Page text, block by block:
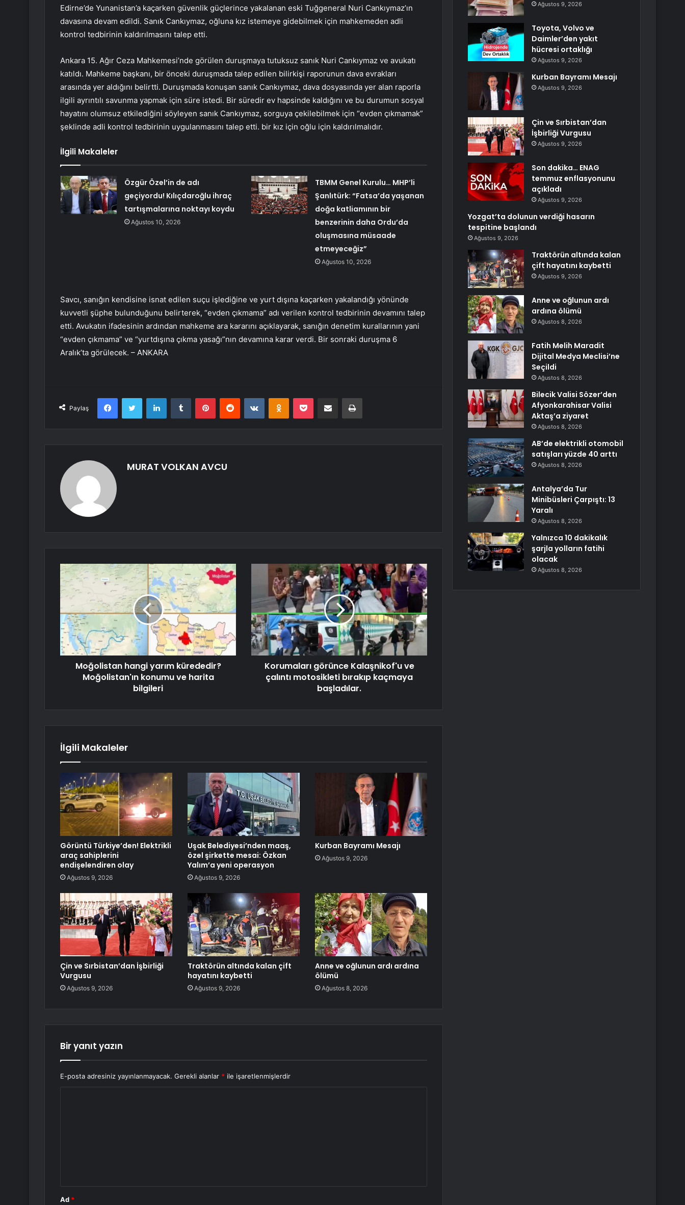
Edirne’de Yunanistan’a kaçarken güvenlik güçlerince yakalanan eski Tuğgeneral Nuri Cankıymaz’ın
davasına devam edildi. Sanık Cankıymaz, oğluna kız istemeye gidebilmek için mahkemeden adli
kontrol tedbirinin kaldırılmasını talep etti.
Ankara 15. Ağır Ceza Mahkemesi’nde görülen duruşmaya tutuksuz sanık Nuri Cankıymaz ve avukatı
katıldı. Mahkeme başkanı, bir önceki duruşmada talep edilen bilirkişi raporunun dava evrakları
arasında yer aldığını belirtti. Duruşmada konuşan sanık Cankıymaz, dava dosyasında yer alan raporla
ilgili ayrıntılı savunma yapmak için süre istedi. Bir süredir ev hapsinde kaldığını ve bu durumun sosyal
hayatını olumsuz etkilediğini söyleyen sanık Cankıymaz, sorguya çekilebilmek için “evden çıkmamak”
şeklinde adli kontrol tedbirinin uygulanmasını talep etti. bir kız için oğlu için kaldırılmalıdır.
İlgili Makaleler
Özgür Özel’in de adı
geçiyordu! Kılıçdaroğlu ihraç
tartışmalarına noktayı koydu
Ağustos 10, 2026
TBMM Genel Kurulu… MHP’li
Şanlıtürk: “Fatsa’da yaşanan
doğa katliamının bir
benzerinin daha Ordu’da
oluşmasına müsaade
etmeyeceğiz”
Ağustos 10, 2026
Savcı, sanığın kendisine isnat edilen suçu işlediğine ve yurt dışına kaçarken yakalandığı yönünde
kuvvetli şüphe bulunduğunu belirterek, “evden çıkmama” adı verilen kontrol tedbirinin devamını talep
etti. Avukatın ifadesinin ardından mahkeme ara kararını açıklayarak, sanığın denetim kurallarının yani
“evden çıkmama” ve “yurtdışına çıkma yasağı”nın devamına karar verdi. Bir sonraki duruşma 6
Aralık’ta görülecek. – ANKARA
Paylaş
FacebookTwitter LinkedInTumblr PinterestReddit VKontakteOdnoklassniki
Pocket E-Posta ile paylaş Yazdır
MURAT VOLKAN AVCU
Moğolistan hangi yarım kürededir?
Moğolistan'ın konumu ve harita
bilgileri
Korumaları görünce Kalaşnikof'u ve
çalıntı motosikleti bırakıp kaçmaya
başladılar.
İlgili Makaleler
Görüntü Türkiye’den! Elektrikli
araç sahiplerini
endişelendiren olay
Ağustos 9, 2026
Uşak Belediyesi’nden maaş,
özel şirkette mesai: Özkan
Yalım’a yeni operasyon
Ağustos 9, 2026
Kurban Bayramı Mesajı
Ağustos 9, 2026
Çin ve Sırbistan’dan İşbirliği
Vurgusu
Ağustos 9, 2026
Traktörün altında kalan çift
hayatını kaybetti
Ağustos 9, 2026
Anne ve oğlunun ardı ardına
ölümü
Ağustos 8, 2026
Bir yanıt yazın
E-posta adresiniz yayınlanmayacak. Gerekli alanlar * ile işaretlenmişlerdir
Ad *
Ağustos 9, 2026
Toyota, Volvo ve
Daimler’den yakıt
hücresi ortaklığı
Ağustos 9, 2026
Kurban Bayramı Mesajı
Ağustos 9, 2026
Çin ve Sırbistan’dan
İşbirliği Vurgusu
Ağustos 9, 2026
Son dakika… ENAG
temmuz enflasyonunu
açıkladı
Ağustos 9, 2026
Yozgat’ta dolunun verdiği hasarın
tespitine başlandı
Ağustos 9, 2026
Traktörün altında kalan
çift hayatını kaybetti
Ağustos 9, 2026
Anne ve oğlunun ardı
ardına ölümü
Ağustos 8, 2026
Fatih Melih Maradit
Dijital Medya Meclisi’ne
Seçildi
Ağustos 8, 2026
Bilecik Valisi Sözer’den
Afyonkarahisar Valisi
Aktaş’a ziyaret
Ağustos 8, 2026
AB’de elektrikli otomobil
satışları yüzde 40 arttı
Ağustos 8, 2026
Antalya’da Tur
Minibüsleri Çarpıştı: 13
Yaralı
Ağustos 8, 2026
Yalnızca 10 dakikalık
şarjla yolların fatihi
olacak
Ağustos 8, 2026